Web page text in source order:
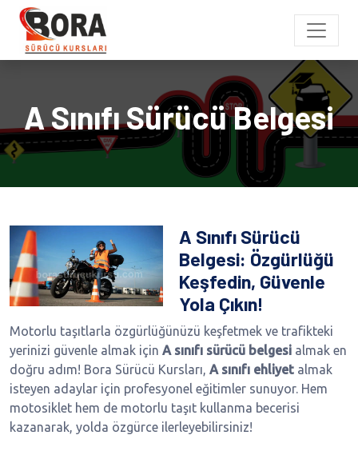
A Sınıfı Sürücü Belgesi
A Sınıfı Sürücü
Belgesi: Özgürlüğü
Keşfedin, Güvenle
Yola Çıkın!
Motorlu taşıtlarla özgürlüğünüzü keşfetmek ve trafikteki
yerinizi güvenle almak için A sınıfı sürücü belgesi almak en
doğru adım! Bora Sürücü Kursları, A sınıfı ehliyet almak
isteyen adaylar için profesyonel eğitimler sunuyor. Hem
motosiklet hem de motorlu taşıt kullanma becerisi
kazanarak, yolda özgürce ilerleyebilirsiniz!